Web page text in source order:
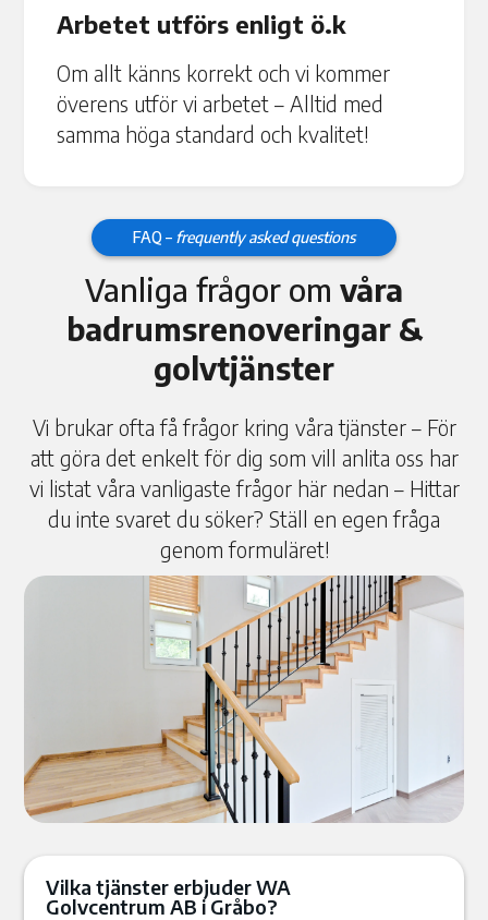
Arbetet utförs enligt ö.k
Om allt känns korrekt och vi kommer
överens utför vi arbetet – Alltid med
samma höga standard och kvalitet!
FAQ – frequently asked questions
Vanliga frågor om våra
badrumsrenoveringar &
golvtjänster
Vi brukar ofta få frågor kring våra tjänster – För
att göra det enkelt för dig som vill anlita oss har
vi listat våra vanligaste frågor här nedan – Hittar
du inte svaret du söker? Ställ en egen fråga
genom formuläret!
Vilka tjänster erbjuder WA
Golvcentrum AB i Gråbo?